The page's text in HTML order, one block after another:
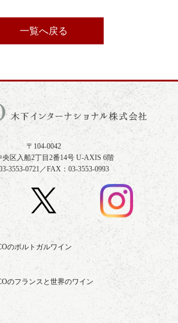
一覧へ戻る
〒104-0042
央区入船2丁目2番14号 U-AXIS 6階
3553-0721／FAX：03-3553-0993
のポルトガルワイン
のフランスと世界のワイン